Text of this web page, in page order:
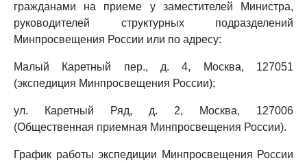
гражданами на приеме у заместителей Министра,
руководителей структурных подразделений
Минпросвещения России или по адресу:
Малый Каретный пер., д. 4, Москва, 127051
(экспедиция Минпросвещения России);
ул. Каретный Ряд, д. 2, Москва, 127006
(Общественная приемная Минпросвещения России).
График работы экспедиции Минпросвещения России